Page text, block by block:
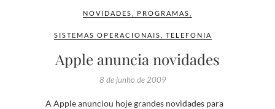
NOVIDADES PROGRAMAS
SISTEMAS OPERACIONAIS TELEFONIA
Apple anuncia novidades
8 de junho de 2009
A Apple anunciou hoje grandes novidades para